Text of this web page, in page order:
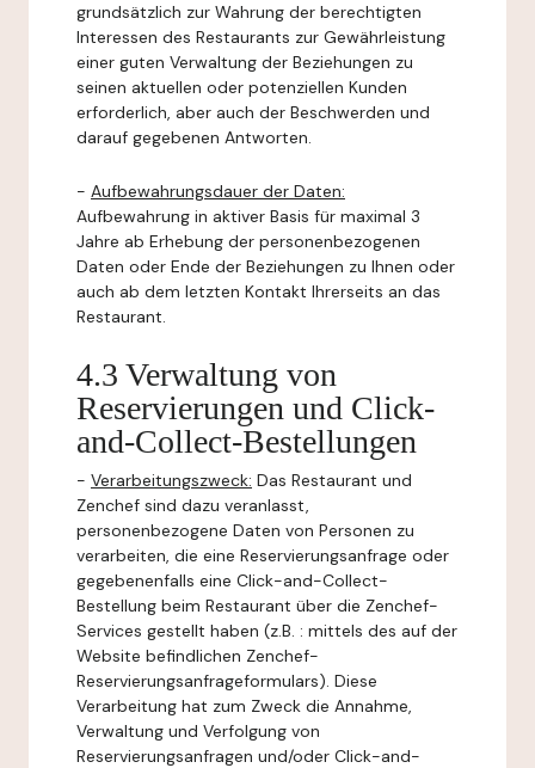
grundsätzlich zur Wahrung der berechtigten
Interessen des Restaurants zur Gewährleistung
einer guten Verwaltung der Beziehungen zu
seinen aktuellen oder potenziellen Kunden
erforderlich, aber auch der Beschwerden und
darauf gegebenen Antworten.
- Aufbewahrungsdauer der Daten:
Aufbewahrung in aktiver Basis für maximal 3
Jahre ab Erhebung der personenbezogenen
Daten oder Ende der Beziehungen zu Ihnen oder
auch ab dem letzten Kontakt Ihrerseits an das
Restaurant.
4.3 Verwaltung von
Reservierungen und Click-
and-Collect-Bestellungen
- Verarbeitungszweck: Das Restaurant und
Zenchef sind dazu veranlasst,
personenbezogene Daten von Personen zu
verarbeiten, die eine Reservierungsanfrage oder
gegebenenfalls eine Click-and-Collect-
Bestellung beim Restaurant über die Zenchef-
Services gestellt haben (z.B. : mittels des auf der
Website befindlichen Zenchef-
Reservierungsanfrageformulars). Diese
Verarbeitung hat zum Zweck die Annahme,
Verwaltung und Verfolgung von
Reservierungsanfragen und/oder Click-and-